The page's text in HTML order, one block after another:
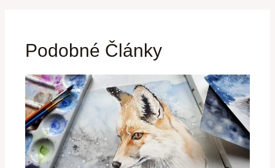
Podobné Články